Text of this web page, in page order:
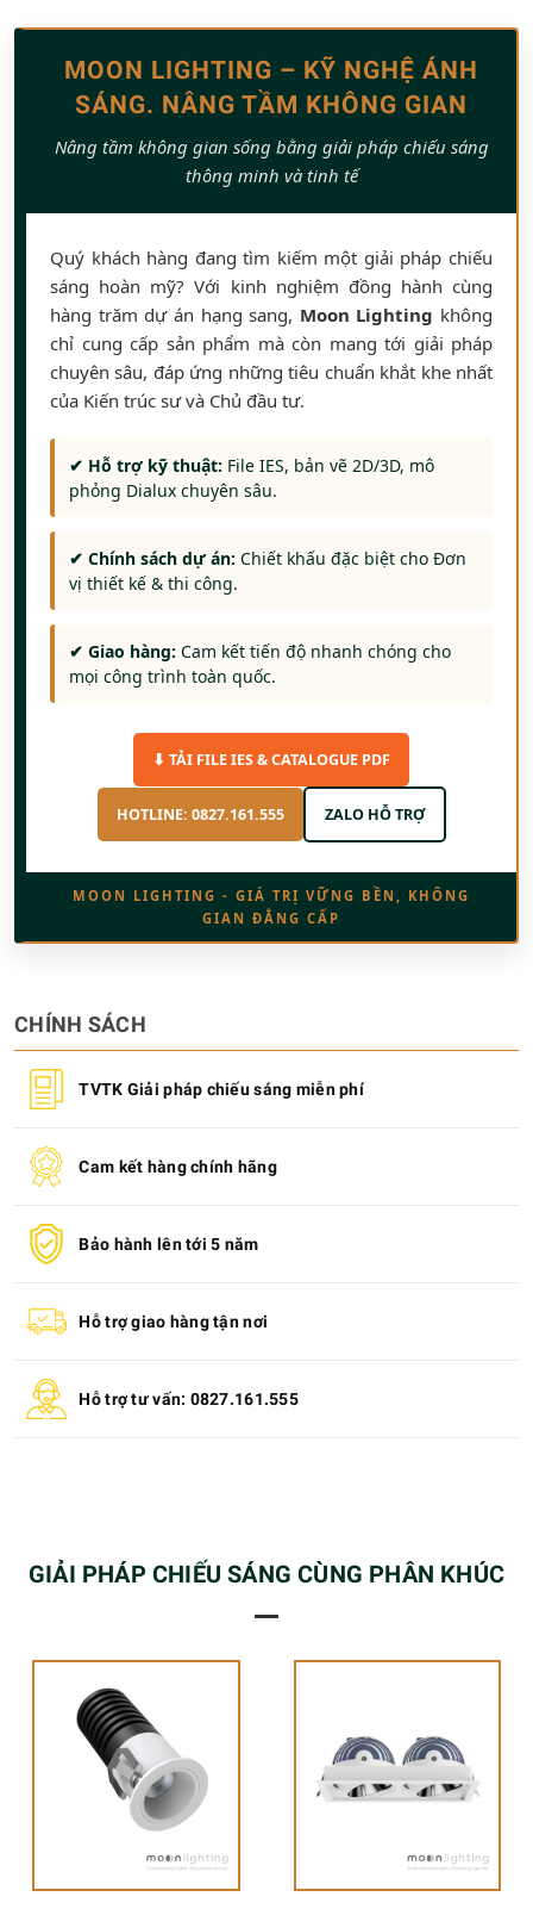
MOON LIGHTING – KỸ NGHỆ ÁNH
SÁNG. NÂNG TẦM KHÔNG GIAN
Nâng tầm không gian sống bằng giải pháp chiếu sáng
thông minh và tinh tế
Quý khách hàng đang tìm kiếm một giải pháp chiếu
sáng hoàn mỹ? Với kinh nghiệm đồng hành cùng
hàng trăm dự án hạng sang, Moon Lighting không
chỉ cung cấp sản phẩm mà còn mang tới giải pháp
chuyên sâu, đáp ứng những tiêu chuẩn khắt khe nhất
của Kiến trúc sư và Chủ đầu tư.
✔ Hỗ trợ kỹ thuật: File IES, bản vẽ 2D/3D, mô
phỏng Dialux chuyên sâu.
✔ Chính sách dự án: Chiết khấu đặc biệt cho Đơn
vị thiết kế & thi công.
✔ Giao hàng: Cam kết tiến độ nhanh chóng cho
mọi công trình toàn quốc.
⬇ TẢI FILE IES & CATALOGUE PDF
HOTLINE: 0827.161.555 ZALO HỖ TRỢ
MOON LIGHTING - GIÁ TRỊ VỮNG BỀN, KHÔNG
GIAN ĐẲNG CẤP
CHÍNH SÁCH
TVTK Giải pháp chiếu sáng miễn phí
Cam kết hàng chính hãng
Bảo hành lên tới 5 năm
Hỗ trợ giao hàng tận nơi
Hỗ trợ tư vấn: 0827.161.555
GIẢI PHÁP CHIẾU SÁNG CÙNG PHÂN KHÚC